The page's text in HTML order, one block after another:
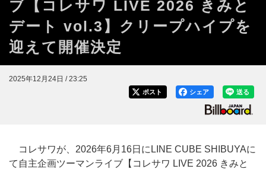
ブ【コレサワ LIVE 2026 きみと
デート vol.3】クリープハイプを
迎えて開催決定
2025年12月24日 / 23:25
送る
シェア
ポスト
コレサワが、2026年6月16日にLINE CUBE SHIBUYAに
て自主企画ツーマンライブ【コレサワ LIVE 2026 きみと